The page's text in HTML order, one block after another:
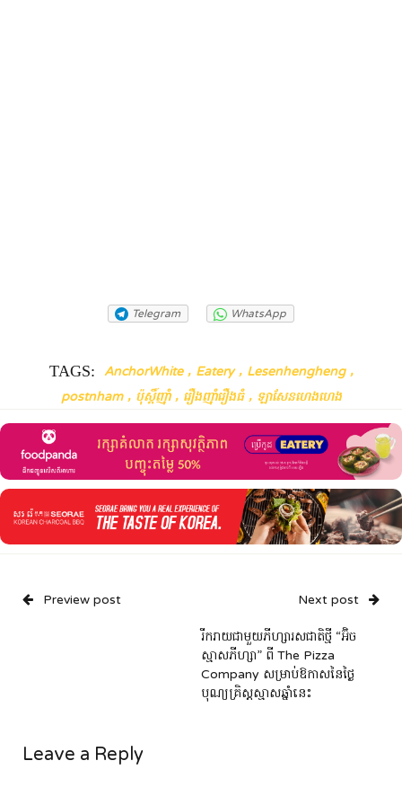
Telegram WhatsApp
TAGS: AnchorWhite , Eatery , Lesenhengheng ,
postnham , ប៉ុស្តិ៍ញ៉ាំ , រឿងញ៉ាំរឿងធំ , ឡាសែនហេងហេង
Preview post Next post
រីករាយជាមួយភីហ្សារសជាតិថ្មី “អ៊ិច
ស្មាសភីហ្សា” ​​​ពី The Pizza
Company សម្រាប់ឱកាសនៃថ្ងៃ
បុណ្យគ្រិស្តស្មាសឆ្នាំនេះ
Leave a Reply